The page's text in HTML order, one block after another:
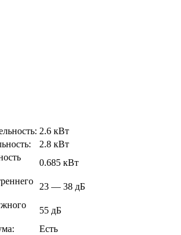
2.6 кВт
2.8 кВт
0.685 кВт
23 — 38 дБ
55 дБ
Есть